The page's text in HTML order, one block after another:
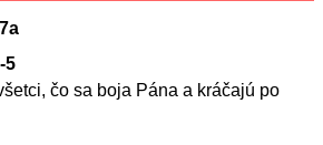
5
čo sa boja Pána a kráčajú po